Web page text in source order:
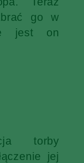
go w
jest on
torby
jej